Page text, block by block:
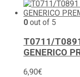
0 out of 5
T0711/T0891
GENERICO
6,90€